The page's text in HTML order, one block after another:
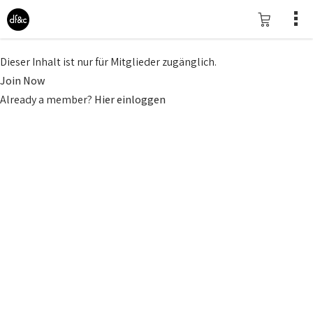
Dieser Inhalt ist nur für Mitglieder zugänglich.
Join Now
Already a member? Hier einloggen